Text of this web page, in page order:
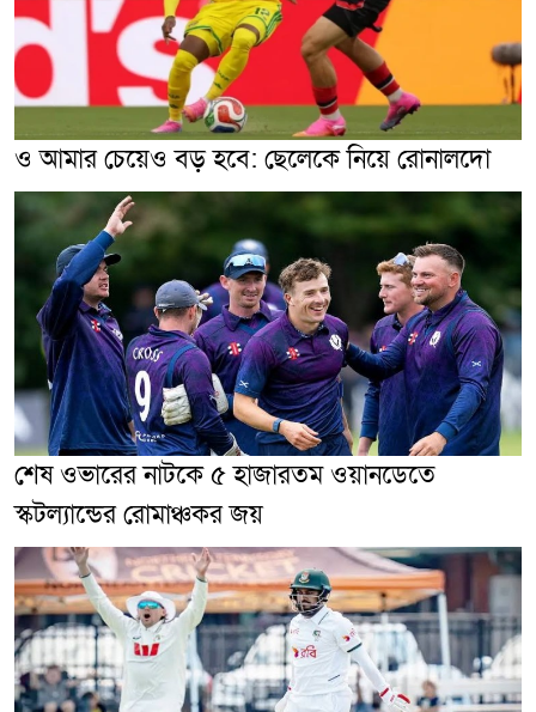
ও আমার চেয়েও বড় হবে: ছেলেকে নিয়ে রোনালদো
শেষ ওভারের নাটকে ৫ হাজারতম ওয়ানডেতে
স্কটল্যান্ডের রোমাঞ্চকর জয়